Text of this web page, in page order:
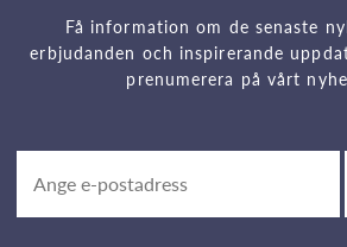
Få information om de senaste
erbjudanden och inspirerande
prenumerera på vårt